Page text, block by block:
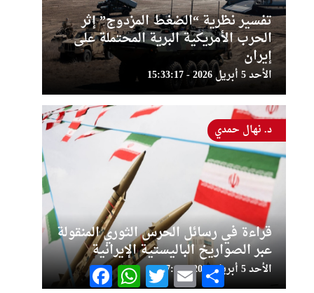
تفسير نظرية “الضغط المزدوج” إثر
الحرب الأمريكية البرية المحتملة على
إيران
الأحد 5 أبريل 2026 - 15:33:17
قراءة في رسائل الحرس الثوري المنقولة
عبر الصواريخ الباليستية الإيرانية
الأحد 5 أبريل 2026 - 15:17:41
د. نهال حمدي
FacebookWhatsAppTwitter Email Share